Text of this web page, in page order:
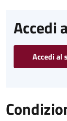
Accedi
Accedi al